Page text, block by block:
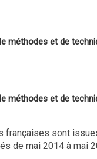
méthodes et de
méthodes et de
sont
de mai 2014 à mai